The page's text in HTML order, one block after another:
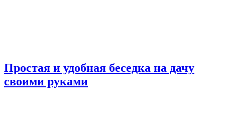
Простая и удобная беседка на дачу
своими руками